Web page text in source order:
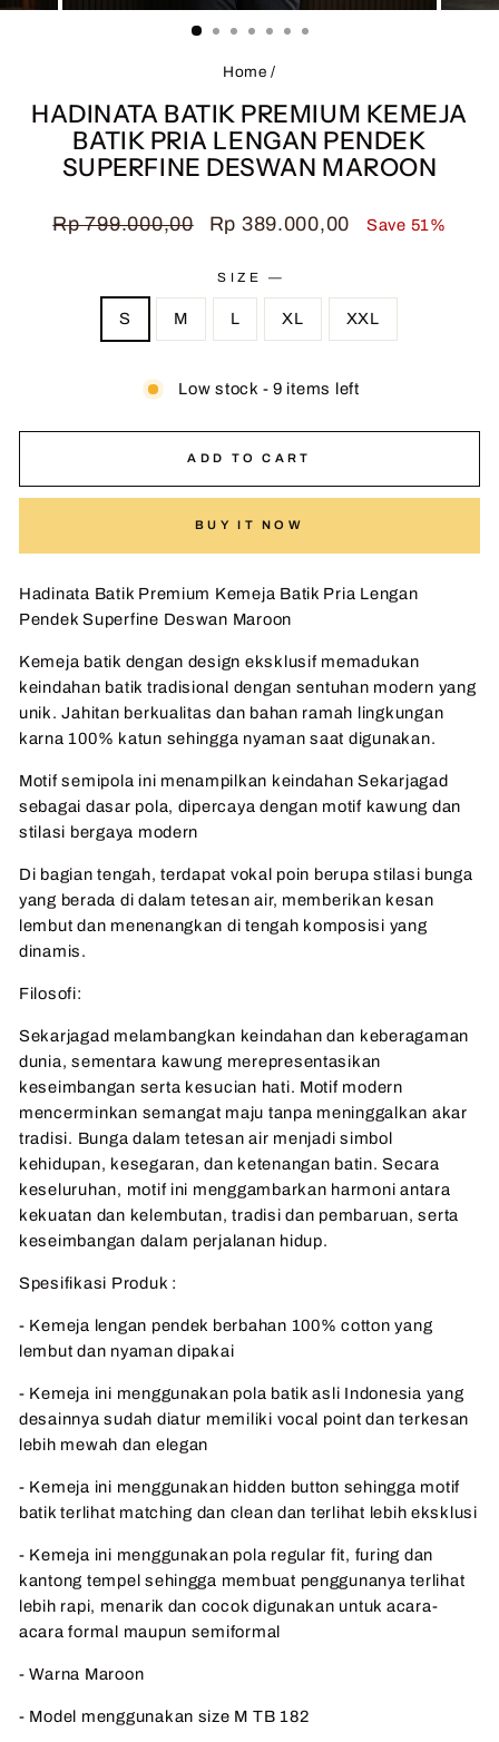
(ESC)
Home /
HADINATA BATIK PREMIUM KEMEJA
BATIK PRIA LENGAN PENDEK
SUPERFINE DESWAN MAROON
Regular
Rp 799.000,00
Sale
Rp 389.000,00 Save 51%
SIZE —
S M L XL XXL
Low stock - 9 items left
ADD TO CART
BUY IT NOW
Hadinata Batik Premium Kemeja Batik Pria Lengan
Pendek Superfine Deswan Maroon
Kemeja batik dengan design eksklusif memadukan
keindahan batik tradisional dengan sentuhan modern yang
unik. Jahitan berkualitas dan bahan ramah lingkungan
karna 100% katun sehingga nyaman saat digunakan.
Motif semipola ini menampilkan keindahan Sekarjagad
sebagai dasar pola, dipercaya dengan motif kawung dan
stilasi bergaya modern
Di bagian tengah, terdapat vokal poin berupa stilasi bunga
yang berada di dalam tetesan air, memberikan kesan
lembut dan menenangkan di tengah komposisi yang
dinamis.
Filosofi:
Sekarjagad melambangkan keindahan dan keberagaman
dunia, sementara kawung merepresentasikan
keseimbangan serta kesucian hati. Motif modern
mencerminkan semangat maju tanpa meninggalkan akar
tradisi. Bunga dalam tetesan air menjadi simbol
kehidupan, kesegaran, dan ketenangan batin. Secara
keseluruhan, motif ini menggambarkan harmoni antara
kekuatan dan kelembutan, tradisi dan pembaruan, serta
keseimbangan dalam perjalanan hidup.
Spesifikasi Produk :
- Kemeja lengan pendek berbahan 100% cotton yang
lembut dan nyaman dipakai
- Kemeja ini menggunakan pola batik asli Indonesia yang
desainnya sudah diatur memiliki vocal point dan terkesan
lebih mewah dan elegan
- Kemeja ini menggunakan hidden button sehingga motif
batik terlihat matching dan clean dan terlihat lebih eksklusi
- Kemeja ini menggunakan pola regular fit, furing dan
kantong tempel sehingga membuat penggunanya terlihat
lebih rapi, menarik dan cocok digunakan untuk acara-
acara formal maupun semiformal
- Warna Maroon
- Model menggunakan size M TB 182